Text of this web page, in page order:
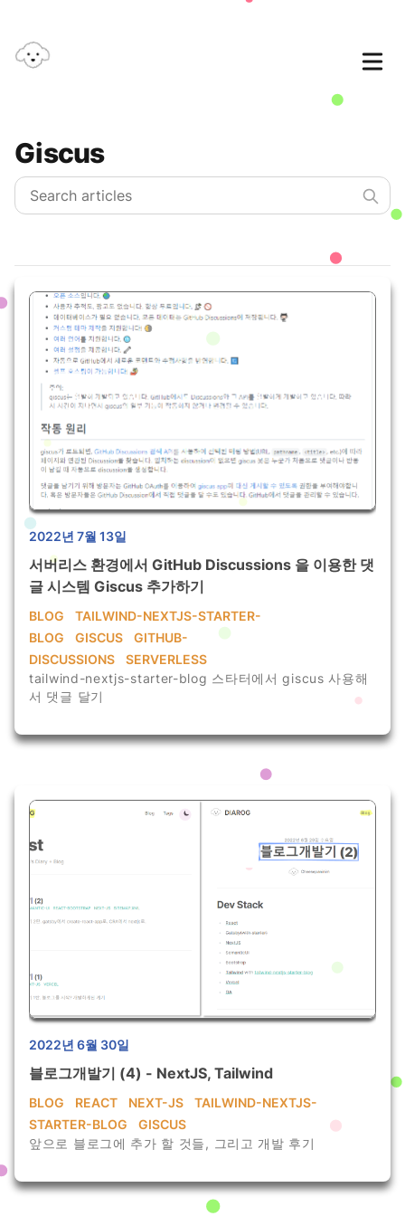
Giscus
2022년 7월 13일
서버리스 환경에서 GitHub Discussions 을 이용한 댓
글 시스템 Giscus 추가하기
BLOG
TAILWIND-NEXTJS-STARTER-
BLOG
GISCUS
GITHUB-
DISCUSSIONS
SERVERLESS
tailwind-nextjs-starter-blog 스타터에서 giscus 사용해
서 댓글 달기
2022년 6월 30일
블로그개발기 (4) - NextJS, Tailwind
BLOG REACT NEXT-JS
TAILWIND-NEXTJS-
STARTER-BLOG
GISCUS
앞으로 블로그에 추가 할 것들, 그리고 개발 후기